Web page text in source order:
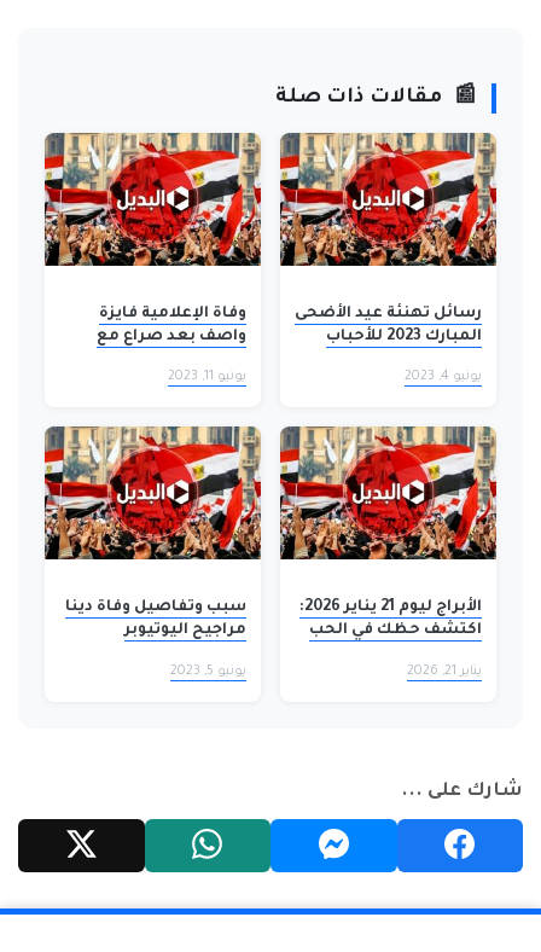
📰 مقالات ذات صلة
رسائل تهنئة عيد الأضحى
المبارك 2023 للأحباب
يونيو 4, 2023
وفاة الإعلامية فايزة
واصف بعد صراع مع
يونيو 11, 2023
الأبراج ليوم 21 يناير 2026:
اكتشف حظك في الحب
يناير 21, 2026
سبب وتفاصيل وفاة دينا
مراجيح اليوتيوبر
يونيو 5, 2023
شارك على ...